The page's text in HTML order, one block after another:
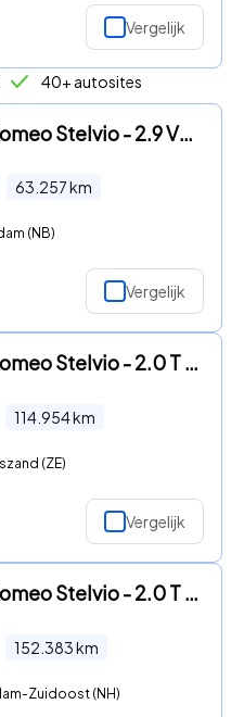
Vergelijk
40+ autosites
Alfa Romeo Stelvio - 2.9 V6 AWD Quadrifoglio|Carbon|Squadra|H&K|
63.257km
(NB)
Vergelijk
Alfa Romeo Stelvio - 2.0 T AWD 280PK | Pano | Memory
114.954km
(ZE)
Vergelijk
Alfa Romeo Stelvio - 2.0 T AWD Veloce |HS37627|
152.383km
Zuidoost (NH)